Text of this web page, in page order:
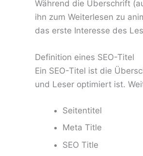
Während die Überschrift
ihn zum Weiterlesen zu
das erste Interesse des
Definition eines SEO-Titel
Ein SEO-Titel ist die
und Leser optimiert ist.
Seitentitel
Meta Title
SEO Title